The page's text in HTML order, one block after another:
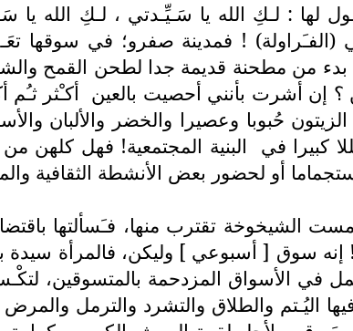
لها : لـكِ الله يا سَـيِّـدتي ، لـكِ الله
! فمدينة صفرو؛ في سوقها
من مطحنة قديمة جدا لطحن القمح
؟ إن أشرت بأنني أحصيت بالعين أكـْثر
حُبوبا وعصيرا والخضر والألبان
كبيرا في
البنية المجتمعية! فهل كلهن
أو لحضور بعض الأنشطة الثقافية
الشيخوخة تقترب منها، فـَسألتها
سوق [ أسبوعي ] وليكن، فالمرأة سيدة
في الأسواق المزدحمة بالمتسوقين،
اليُـتم والطلاق والتشرد والترمل